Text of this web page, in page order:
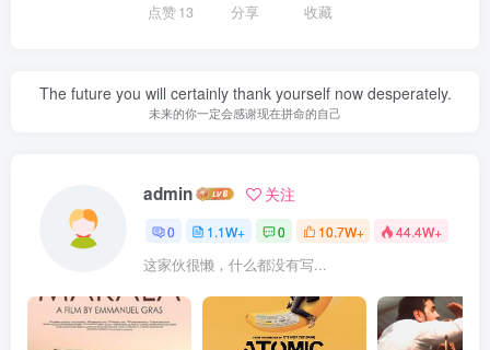
点赞13 分享 收藏
The future you will certainly thank yourself now desperately.
未来的你一定会感谢现在拼命的自己
admin 关注
0 1.1W+ 0 10.7W+ 44.4W+
这家伙很懒，什么都没有写...